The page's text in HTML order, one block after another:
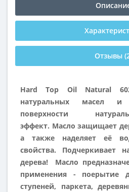
Отзывы
Hard Top Oil Natural
натуральных масел
поверхности
эффект. Масло защищает
а также наделяет её
свойства. Подчеркивает
дерева! Масло
применения - поерытие
ступеней, паркета,